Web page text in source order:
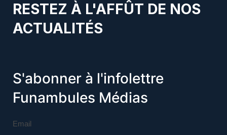
RESTEZ À L'AFFÛT DE NOS
ACTUALITÉS
S'abonner à l'infolettre
Funambules Médias
Email